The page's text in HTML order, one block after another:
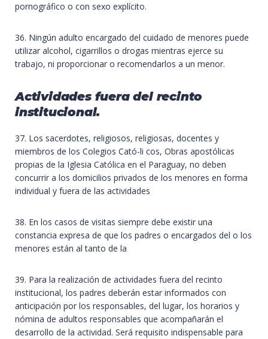
pornográfico o con sexo explícito.
36. Ningún adulto encargado del cuidado de menores puede
utilizar alcohol, cigarrillos o drogas mientras ejerce su
trabajo, ni proporcionar o recomendarlos a un menor.
Actividades fuera del recinto
institucional.
37. Los sacerdotes, religiosos, religiosas, docentes y
miembros de los Colegios Cató-li cos, Obras apostólicas
propias de la Iglesia Católica en el Paraguay, no deben
concurrir a los domicilios privados de los menores en forma
individual y fuera de las actividades
38. En los casos de visitas siempre debe existir una
constancia expresa de que los padres o encargados del o los
menores están al tanto de la
39. Para la realización de actividades fuera del recinto
institucional, los padres deberán estar informados con
anticipación por los responsables, del lugar, los horarios y
nómina de adultos responsables que acompañarán el
desarrollo de la actividad. Será requisito indispensable para